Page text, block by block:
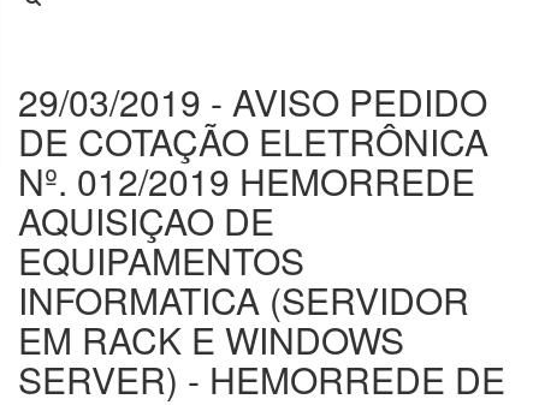
29/03/2019 - AVISO PEDIDO
DE COTAÇÃO ELETRÔNICA
Nº. 012/2019 HEMORREDE
AQUISIÇAO DE
EQUIPAMENTOS
INFORMATICA (SERVIDOR
EM RACK E WINDOWS
SERVER) - HEMORREDE DE